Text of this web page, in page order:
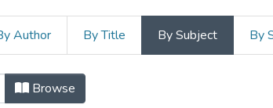
Author By Title By Subject By
""Whisper""
Browse